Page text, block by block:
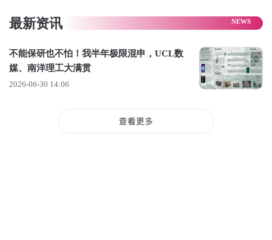
业。
于是，大三我开始准备出国留学。
数媒就业广，专精游戏方向
最新资讯
不能保研也不怕！我半年极限混申，UCL数
媒、南洋理工大满贯
2026-06-30 14:06